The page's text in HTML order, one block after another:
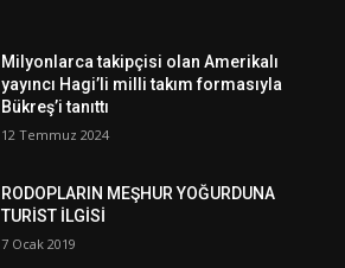
Milyonlarca takipçisi olan Amerikalı
yayıncı Hagi’li milli takım formasıyla
Bükreş’i tanıttı
12 Temmuz 2024
RODOPLARIN MEŞHUR YOĞURDUNA
TURİST İLGİSİ
7 Ocak 2019